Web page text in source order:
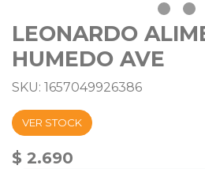
LEONARDO
HUMEDO AVE
SKU: 1657049926386
VER STOCK
$ 2.690